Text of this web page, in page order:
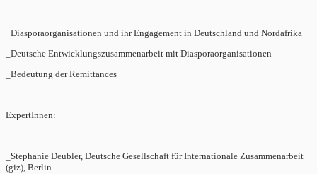
_Diasporaorganisationen und ihr Engagement in Deutschland und Nordafrika
_Deutsche Entwicklungszusammenarbeit mit Diasporaorganisationen
_Bedeutung der Remittances
ExpertInnen:
_Stephanie Deubler, Deutsche Gesellschaft für Internationale Zusammenarbeit
(giz), Berlin